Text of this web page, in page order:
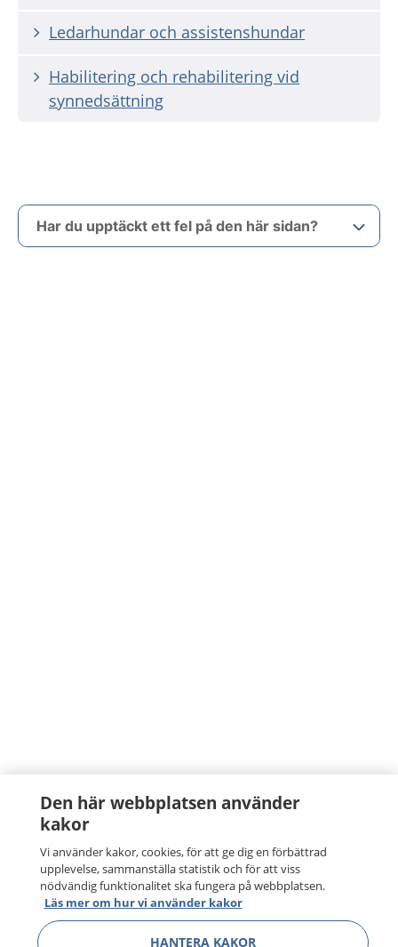
Ledarhundar och assistenshundar
Habilitering och rehabilitering vid
synnedsättning
Har du upptäckt ett fel på den här sidan?
Den här webbplatsen använder
kakor
Vi använder kakor, cookies, för att ge dig en förbättrad
upplevelse, sammanställa statistik och för att viss
nödvändig funktionalitet ska fungera på webbplatsen.
Läs mer om hur vi använder kakor
HANTERA KAKOR